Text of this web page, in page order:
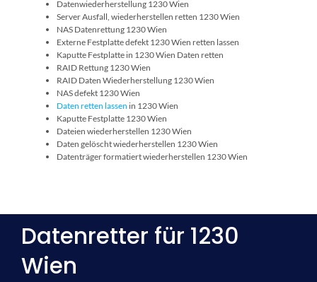
Datenwiederherstellung 1230 Wien
Server Ausfall, wiederherstellen retten 1230 Wien
NAS Datenrettung 1230 Wien
Externe Festplatte defekt 1230 Wien retten lassen
Kaputte Festplatte in 1230 Wien Daten retten
RAID Rettung 1230 Wien
RAID Daten Wiederherstellung 1230 Wien
NAS defekt 1230 Wien
Daten retten lassen in 1230 Wien
Kaputte Festplatte 1230 Wien
Dateien wiederherstellen 1230 Wien
Daten gelöscht wiederherstellen 1230 Wien
Datenträger formatiert wiederherstellen 1230 Wien
Datenretter für 1230
Wien